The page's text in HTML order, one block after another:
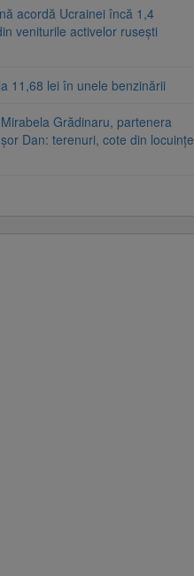
acordă Ucrainei încă 1,4
veniturile activelor rusești
11,68 lei în unele benzinării
Grădinaru, partenera
Dan: terenuri, cote din locuințe